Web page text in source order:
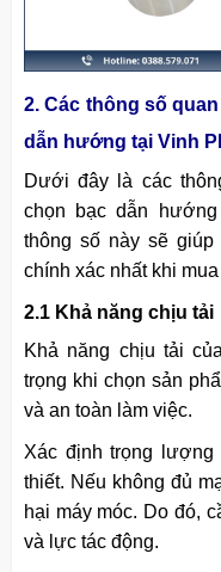
2. Các thông số
dẫn hướng tại Vinh
Dưới đây là các
chọn bạc dẫn
thông số này sẽ
chính xác nhất khi
2.1 Khả năng chịu tải
Khả năng chịu tải
trọng khi chọn sản
và an toàn làm việc.
Xác định trọng
thiết. Nếu không đủ
hại máy móc. Do đó,
và lực tác động.